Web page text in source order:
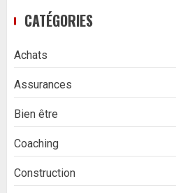
CATÉGORIES
Achats
Assurances
Bien être
Coaching
Construction